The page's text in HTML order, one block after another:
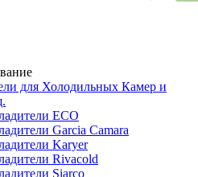
для Холодильных Камер и
ECO
Garcia Camara
Karyer
Rivacold
Siarco